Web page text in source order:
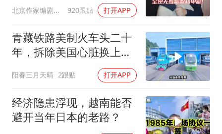
夯实基础开新局
北京作家编剧肥猪满圈 920跟贴 打开APP
青藏铁路美制火车头二十
年，拆除美国心脏换上绿
阳春三月天晴 2跟贴 打开APP
经济隐患浮现，越南能否
避开当年日本的老路？